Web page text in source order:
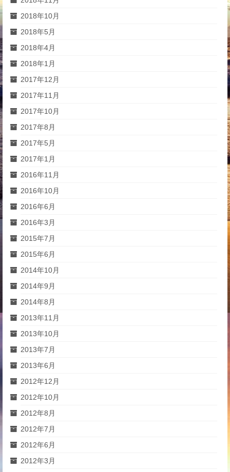
2018年10月
2018年5月
2018年4月
2018年1月
2017年12月
2017年11月
2017年10月
2017年8月
2017年5月
2017年1月
2016年11月
2016年10月
2016年6月
2016年3月
2015年7月
2015年6月
2014年10月
2014年9月
2014年8月
2013年11月
2013年10月
2013年7月
2013年6月
2012年12月
2012年10月
2012年8月
2012年7月
2012年6月
2012年3月